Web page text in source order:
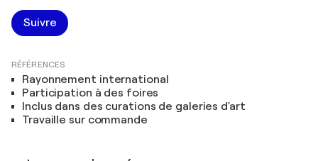
Suivre
RÉFÉRENCES
Rayonnement international
Participation à des foires
Inclus dans des curations de galeries d'art
Travaille sur commande